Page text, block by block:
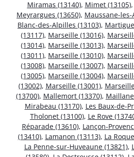
Miramas (13140), Mimet (13105),
Meyrargues (13650), Maussane-
Blanc-des-Alpilles (13103),
(13117), Marseille (13016),
(13014), Marseille (13013),
(13011), Marseille (13010),
(13008), Marseille (13007),
(13005), Marseille (13004),
(13002), Marseille (13001),
(13700), Mallemort (13370),
Mirabeau (13170), Les Baux-de-
Tholonet (13100), Le Rove
Réparade (13610), Lançon-
(13410), Lamanon (13113), La
La Penne-sur-Huveaune (13821),